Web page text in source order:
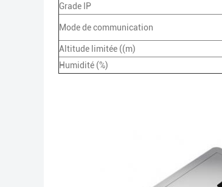
Grade IP
Mode de communication
Altitude limitée ((m)
Humidité (%)